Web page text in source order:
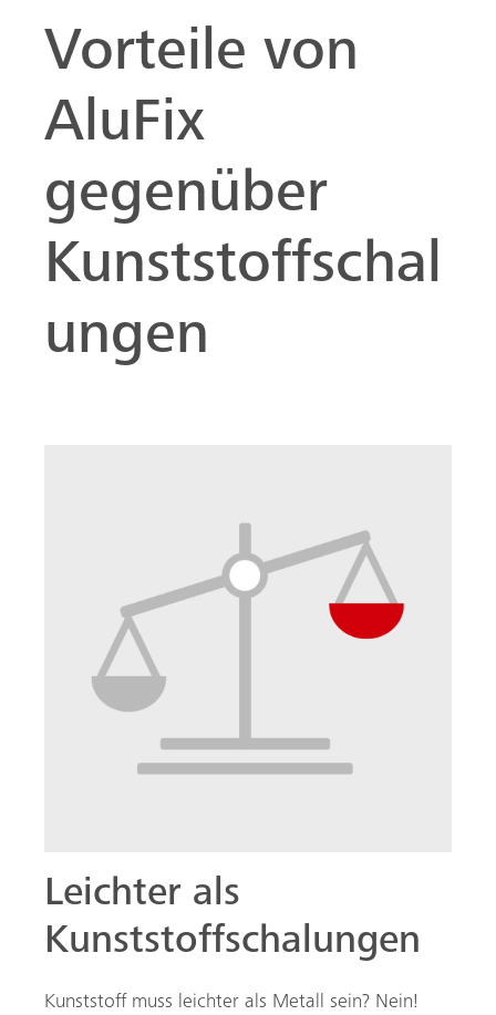
Vorteile von
AluFix
gegenüber
Kunststoffschal
ungen
Leichter als
Kunststoffschalungen
Kunststoff muss leichter als Metall sein? Nein!